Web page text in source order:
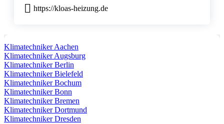
https://kloas-heizung.de
Klimatechniker Aachen
Klimatechniker Augsburg
Klimatechniker Berlin
Klimatechniker Bielefeld
Klimatechniker Bochum
Klimatechniker Bonn
Klimatechniker Bremen
Klimatechniker Dortmund
Klimatechniker Dresden